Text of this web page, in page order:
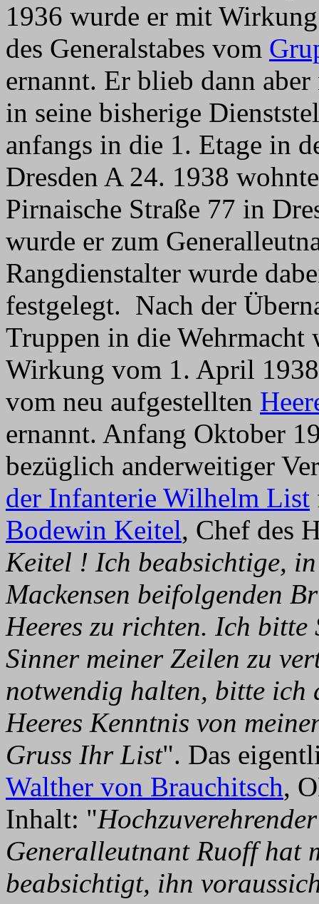
1936 wurde er mit
des Generalstabes vom
ernannt. Er blieb dann
in seine bisherige
anfangs in die 1. Etage in
Dresden A 24. 1938
Pirnaische Straße 77 in
wurde er zum
Rangdienstalter wurde
festgelegt. Nach der
Truppen in die
Wirkung vom 1. April 1938
vom neu aufgestellten
ernannt. Anfang Oktober
bezüglich anderweitiger
der Infanterie Wilhelm List
Bodewin Keitel, Chef des
Keitel ! Ich beabsichtige,
Mackensen beifolgenden
Heeres zu richten. Ich bitte
Sinner meiner Zeilen zu
notwendig halten, bitte ich
Heeres Kenntnis von
Gruss Ihr List". Das
Walther von Brauchitsch,
Inhalt: "
Generalleutnant Ruoff hat
beabsichtigt, ihn